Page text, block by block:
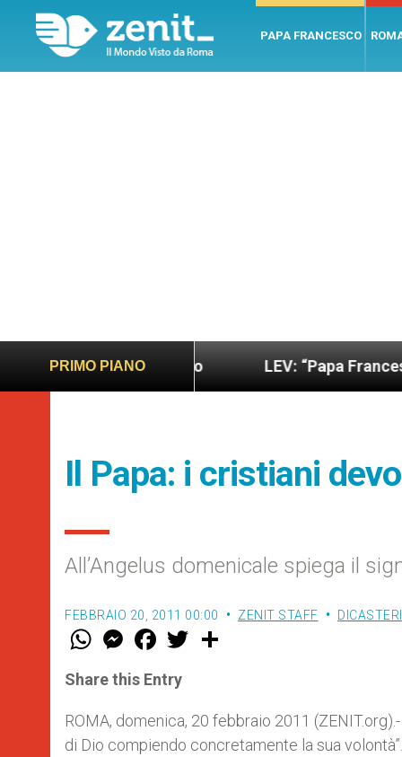
PAPA FRANCESCO
PRIMO PIANO
sano e giusto LEV: “Papa Francesco. Un
Il Papa: i cristiani
All’Angelus domenicale spiega il
FEBBRAIO 20, 2011 00:00 ZENIT STAFF DICASTERI
W
t
s
p
p
M
e
s
e
g
e
r
F
a
e
b
o
k
w
r
Share this Entry
ROMA, domenica, 20 febbraio 2011
di Dio compiendo concretamente la sua